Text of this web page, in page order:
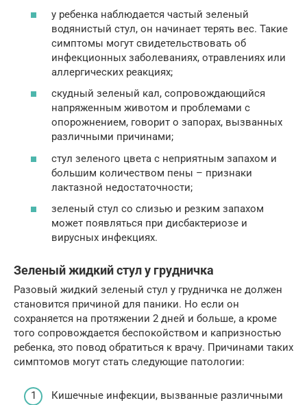
у ребенка наблюдается частый зеленый
водянистый стул, он начинает терять вес. Такие
симптомы могут свидетельствовать об
инфекционных заболеваниях, отравлениях или
аллергических реакциях;
скудный зеленый кал, сопровождающийся
напряженным животом и проблемами с
опорожнением, говорит о запорах, вызванных
различными причинами;
стул зеленого цвета с неприятным запахом и
большим количеством пены – признаки
лактазной недостаточности;
зеленый стул со слизью и резким запахом
может появляться при дисбактериозе и
вирусных инфекциях.
Зеленый жидкий стул у грудничка
Разовый жидкий зеленый стул у грудничка не должен
становится причиной для паники. Но если он
сохраняется на протяжении 2 дней и больше, а кроме
того сопровождается беспокойством и капризностью
ребенка, это повод обратиться к врачу. Причинами таких
симптомов могут стать следующие патологии:
Кишечные инфекции, вызванные различными